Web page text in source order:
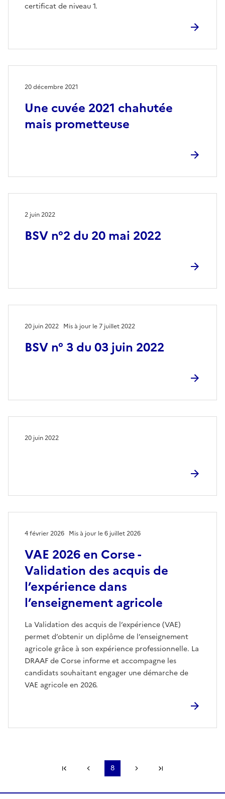
certificat de niveau 1.
Une cuvée 2021 chahutée
mais prometteuse
20 décembre 2021
BSV n°2 du 20 mai 2022
2 juin 2022
BSV n° 3 du 03 juin 2022
20 juin 2022 Mis à jour le 7 juillet 2022
20 juin 2022
VAE 2026 en Corse -
Validation des acquis de
l’expérience dans
l’enseignement agricole
4 février 2026 Mis à jour le 6 juillet 2026
La Validation des acquis de l’expérience (VAE)
permet d’obtenir un diplôme de l’enseignement
agricole grâce à son expérience professionnelle. La
DRAAF de Corse informe et accompagne les
candidats souhaitant engager une démarche de
VAE agricole en 2026.
Première pagePage précédente
8 Page suivante